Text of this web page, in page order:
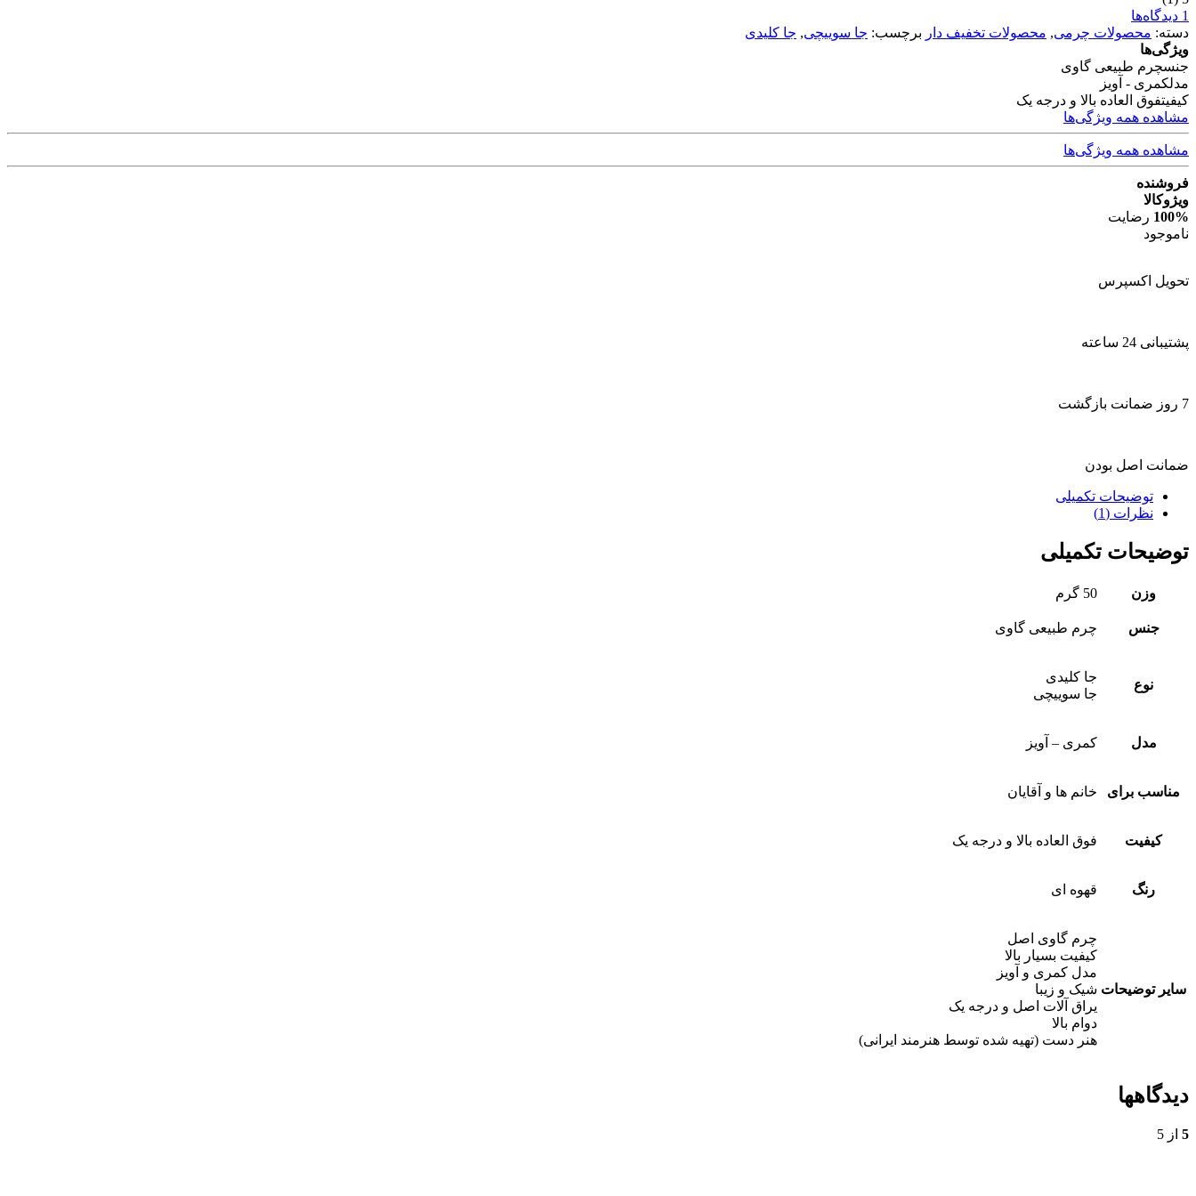
1 دیدگاه‌ها
دسته: محصولات چرمی, محصولات تخفیف دار برچسب: جا سوییچی, جا کلیدی
ویژگی‌ها
جنسچرم طبیعی گاوی
مدلکمری - آویز
کیفیتفوق العاده بالا و درجه یک
مشاهده همه ویژگی‌ها
مشاهده همه ویژگی‌ها
فروشنده
ویژوکالا
100% رضایت
ناموجود
تحویل اکسپرس
پشتیبانی 24 ساعته
7 روز ضمانت بازگشت
ضمانت اصل بودن
توضیحات تکمیلی
نظرات (1)
توضیحات تکمیلی
وزن 50 گرم
جنس چرم طبیعی گاوی
نوع
جا کلیدی
جا سوییچی
مدل کمری – آویز
مناسب برای خانم ها و آقایان
کیفیت فوق العاده بالا و درجه یک
رنگ قهوه ای
سایر توضیحات
چرم گاوی اصل
کیفیت بسیار بالا
مدل کمری و آویز
شیک و زیبا
یراق آلات اصل و درجه یک
دوام بالا
هنر دست (تهیه شده توسط هنرمند ایرانی)
دیدگاهها
5 از 5